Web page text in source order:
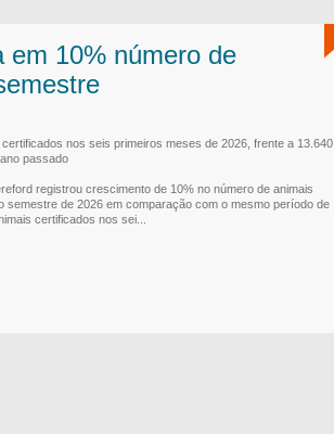
em 10% número de
certificados nos seis primeiros meses de 2026, frente a 13.640
passado
registrou crescimento de 10% no número de animais
semestre de 2026 em comparação com o mesmo período de
certificados nos sei...